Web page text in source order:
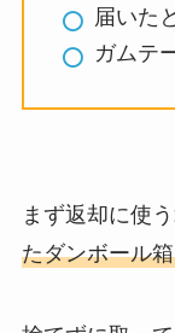
届いた
ガムテ
まず返却に使う
たダンボール箱